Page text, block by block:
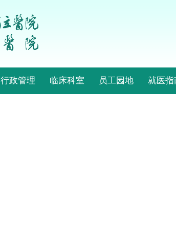
行政管理 临床科室 员工园地 就医指